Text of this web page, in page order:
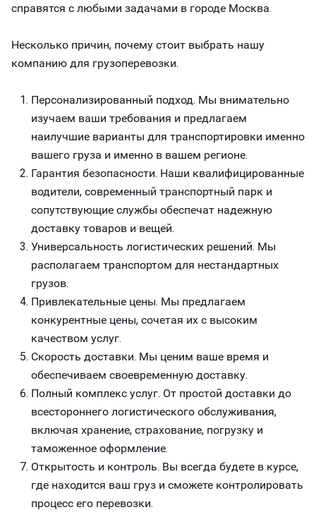
справятся с любыми задачами в городе Москва.
Несколько причин, почему стоит выбрать нашу
компанию для грузоперевозки.
Персонализированный подход. Мы внимательно
изучаем ваши требования и предлагаем
наилучшие варианты для транспортировки именно
вашего груза и именно в вашем регионе.
Гарантия безопасности. Наши квалифицированные
водители, современный транспортный парк и
сопутствующие службы обеспечат надежную
доставку товаров и вещей.
Универсальность логистических решений. Мы
располагаем транспортом для нестандартных
грузов.
Привлекательные цены. Мы предлагаем
конкурентные цены, сочетая их с высоким
качеством услуг.
Скорость доставки. Мы ценим ваше время и
обеспечиваем своевременную доставку.
Полный комплекс услуг. От простой доставки до
всестороннего логистического обслуживания,
включая хранение, страхование, погрузку и
таможенное оформление.
Открытость и контроль. Вы всегда будете в курсе,
где находится ваш груз и сможете контролировать
процесс его перевозки.